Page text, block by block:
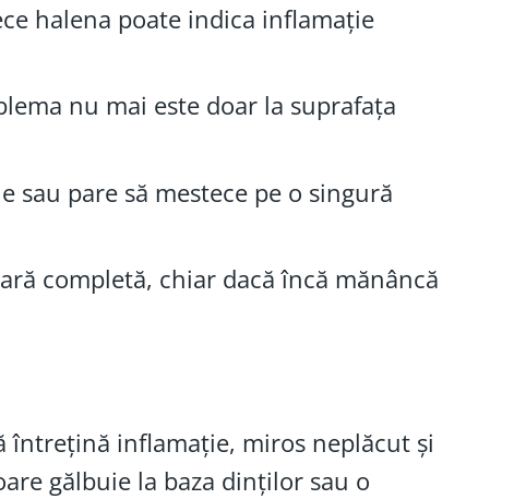
halena poate indica inflamație
nu mai este doar la suprafața
sau pare să mestece pe o singură
completă, chiar dacă încă mănâncă
întrețină inflamație, miros neplăcut și
gălbuie la baza dinților sau o